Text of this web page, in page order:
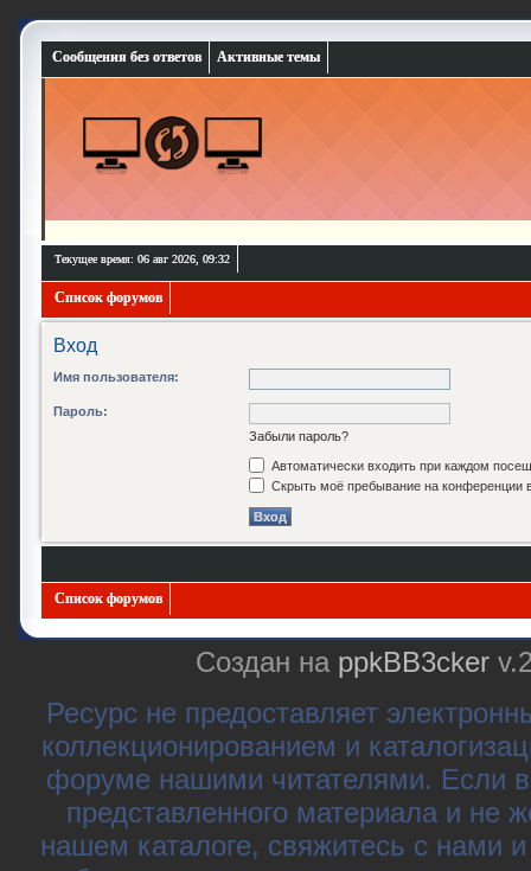
Сообщения без ответов Активные темы
Текущее время: 06 авг 2026, 09:32
Список форумов
Вход
Имя пользователя:
Пароль:
Забыли пароль?
Автоматически входить при каждом
Скрыть моё пребывание на конференции
Список форумов
Создан на ppkBB3cker
Ресурс не предоставляет
коллекционированием и
форуме нашими читателями. Если
представленного материала и не
нашем каталоге, свяжитесь с нами